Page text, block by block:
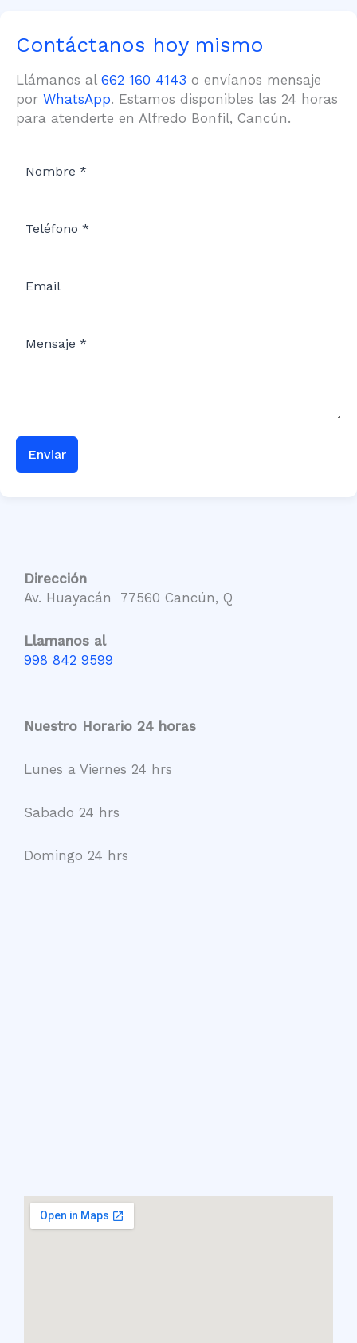
Contáctanos hoy mismo
Llámanos al 662 160 4143 o envíanos mensaje
por WhatsApp. Estamos disponibles las 24 horas
para atenderte en Alfredo Bonfil, Cancún.
Enviar
Dirección
Av. Huayacán 77560 Cancún, Q
Llamanos al
998 842 9599
Nuestro Horario 24 horas
Lunes a Viernes 24 hrs
Sabado 24 hrs
Domingo 24 hrs